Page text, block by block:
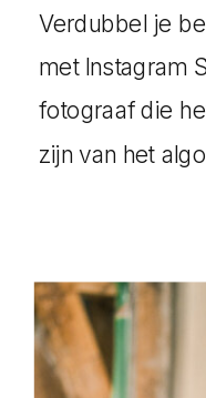
me: na zo’n
Aan het eind
Verdubbel je
met Instagram
fotograaf die
zijn van het